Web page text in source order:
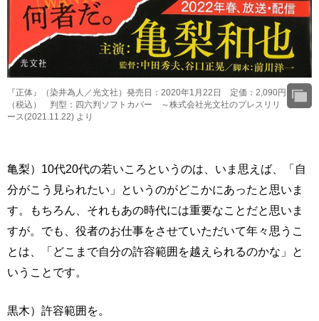
『正体』（染井為人／光文社）発売日：2020年1月22日 定価：2,090円
（税込） 判型：四六判ソフトカバー ～株式会社光文社のプレスリリ
ース(2021.11.22) より
亀梨）10代20代の若いころというのは、いま思えば、「自
分がこう見られたい」というのがどこかにあったと思いま
す。もちろん、それもあの時代には重要なことだと思いま
すが。でも、役者のお仕事をさせていただいて年々思うこ
とは、「どこまで自分の許容範囲を越えられるのかな」と
いうことです。
黒木）許容範囲を。